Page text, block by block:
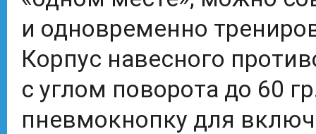
и одновременно
Корпус навесного
с углом поворота до 60
пневмокнопку для